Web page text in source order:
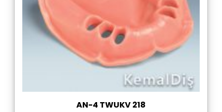
AN-4 TWUKV 218